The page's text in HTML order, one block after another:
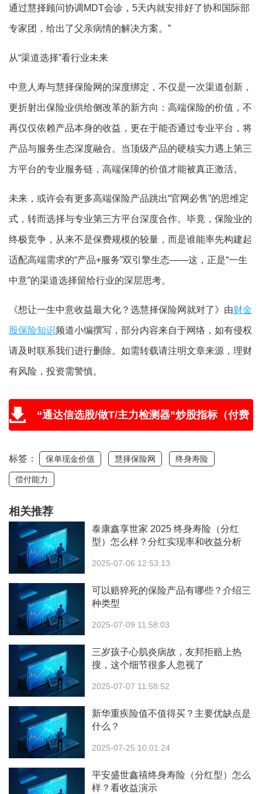
通过慧择顾问协调MDT会诊，5天内就安排好了协和国际部
专家团，给出了父亲病情的解决方案。”
从“渠道选择”看行业未来
中意人寿与慧择保险网的深度绑定，不仅是一次渠道创新，
更折射出保险业供给侧改革的新方向：高端保险的价值，不
再仅仅依赖产品本身的收益，更在于能否通过专业平台，将
产品与服务生态深度融合。当顶级产品的硬核实力遇上第三
方平台的专业服务链，高端保障的价值才能被真正激活。
未来，或许会有更多高端保险产品跳出“官网必售”的思维定
式，转而选择与专业第三方平台深度合作。毕竟，保险业的
终极竞争，从来不是保费规模的较量，而是谁能率先构建起
适配高端需求的“产品+服务”双引擎生态——这，正是“一生
中意”的渠道选择留给行业的深层思考。
《想让一生中意收益最大化？选慧择保险网就对了》由财金
股保险知识频道小编撰写，部分内容来自于网络，如有侵权
请及时联系我们进行删除。如需转载请注明文章来源，理财
有风险，投资需警慎。
“通达信选股/做T/主力检测器”炒股指标（付费
标签： 保单现金价值 慧择保险网 终身寿险
偿付能力
相关推荐
泰康鑫享世家 2025 终身寿险（分红
型）怎么样？分红实现率和收益分析
2025-07-06 12:53:13
可以赔猝死的保险产品有哪些？介绍三
种类型
2025-07-09 11:58:03
三岁孩子心肌炎病故，友邦拒赔上热
搜，这个细节很多人忽视了
2025-07-07 11:58:52
新华重疾险值不值得买？主要优缺点是
什么？
2025-07-25 10:01:24
平安盛世鑫禧终身寿险（分红型）怎么
样？看收益演示